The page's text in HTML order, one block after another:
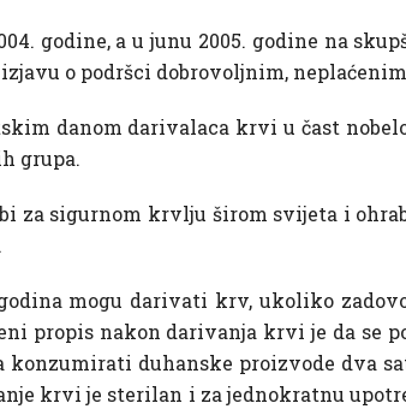
godine, a u junu 2005. godine na
o podršci dobrovoljnim,
danom darivalaca krvi u čast
grupa.
za sigurnom krvlju širom svijeta i
godina mogu darivati krv, ukoliko
propis nakon darivanja krvi je da se
duhanske proizvode dva
krvi je sterilan i za jednokratnu